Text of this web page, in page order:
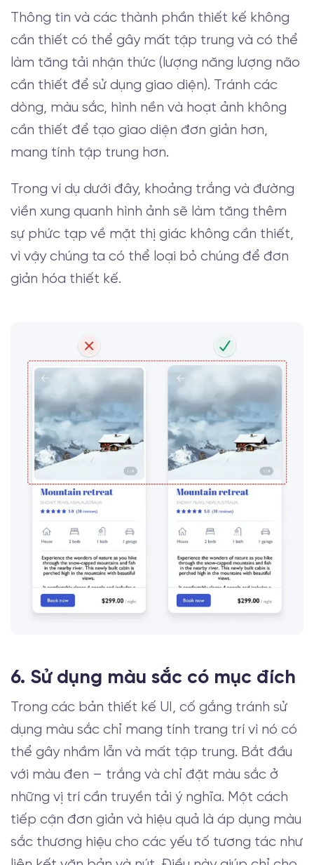
Thông tin và các thành phần thiết kế không
cần thiết có thể gây mất tập trung và có thể
làm tăng tải nhận thức (lượng năng lượng não
cần thiết để sử dụng giao diện). Tránh các
dòng, màu sắc, hình nền và hoạt ảnh không
cần thiết để tạo giao diện đơn giản hơn,
mang tính tập trung hơn.
Trong ví dụ dưới đây, khoảng trắng và đường
viền xung quanh hình ảnh sẽ làm tăng thêm
sự phức tạp về mặt thị giác không cần thiết,
vì vậy chúng ta có thể loại bỏ chúng để đơn
giản hóa thiết kế.
6. Sử dụng màu sắc có mục đích
Trong các bản thiết kế UI, cố gắng tránh sử
dụng màu sắc chỉ mang tính trang trí vì nó có
thể gây nhầm lẫn và mất tập trung. Bắt đầu
với màu đen – trắng và chỉ đặt màu sắc ở
những vị trí cần truyền tải ý nghĩa. Một cách
tiếp cận đơn giản và hiệu quả là áp dụng màu
sắc thương hiệu cho các yếu tố tương tác như